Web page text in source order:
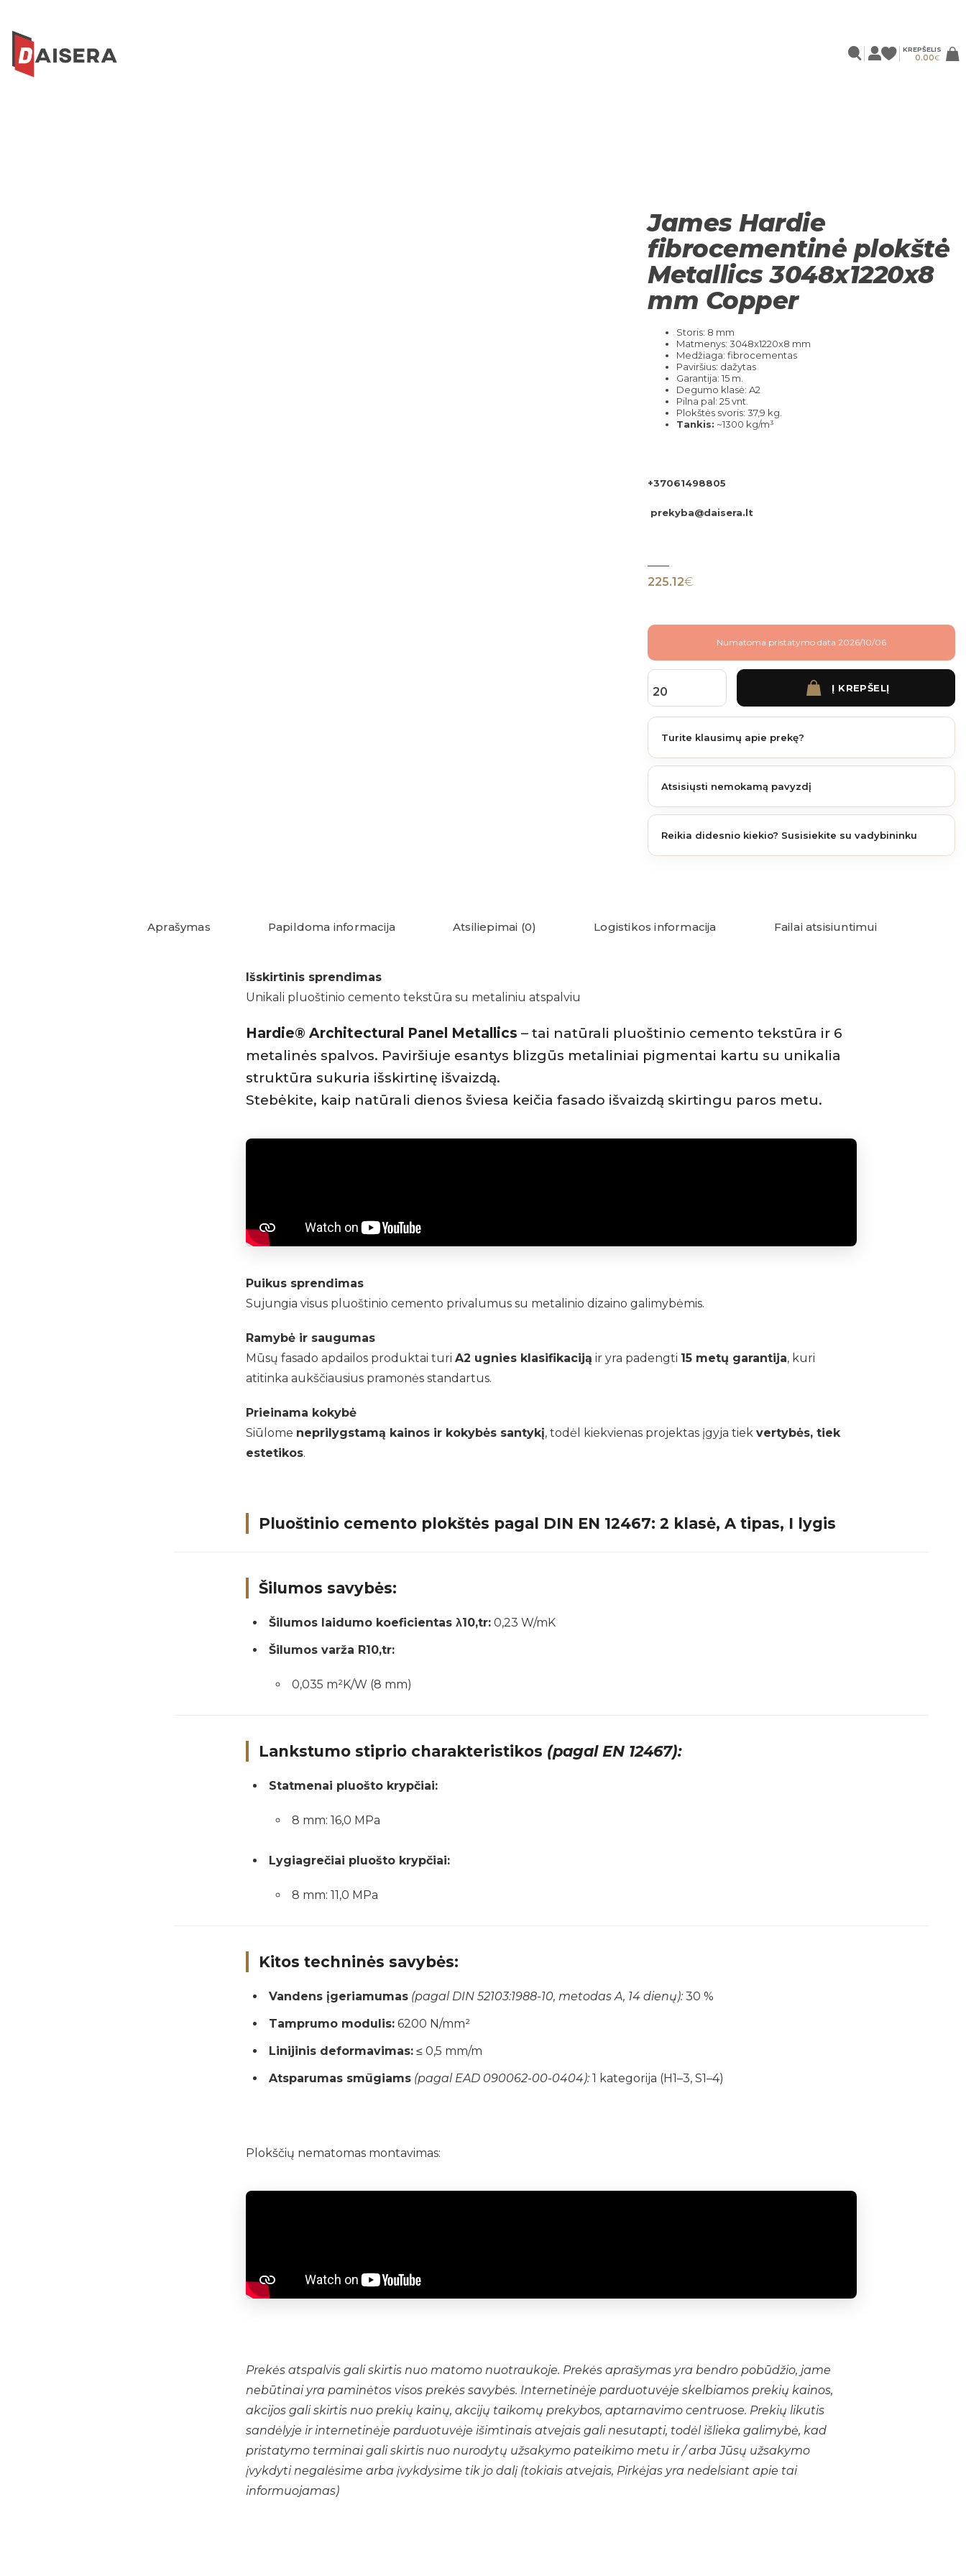
KREPŠELIS
0.00€
James Hardie
fibrocementinė plokštė
Metallics 3048x1220x8
mm Copper
Storis: 8 mm
Matmenys: 3048x1220x8 mm
Medžiaga: fibrocementas
Paviršius: dažytas
Garantija: 15 m.
Degumo klasė: A2
Pilna pal: 25 vnt.
Plokštės svoris: 37,9 kg.
Tankis: ~1300 kg/m³
+37061498805
prekyba@daisera.lt
225.12€
Numatoma pristatymo data 2026/10/06
produkto kiekis: James Hardie fibrocementinė plokštė Metallics 3048x1220x8 mm
Į KREPŠELĮ
Turite klausimų apie prekę?
Atsisiųsti nemokamą pavyzdį
Reikia didesnio kiekio? Susisiekite su vadybininku
Aprašymas Papildoma informacija Atsiliepimai (0) Logistikos informacija Failai atsisiuntimui
Išskirtinis sprendimas
Unikali pluoštinio cemento tekstūra su metaliniu atspalviu
Hardie® Architectural Panel Metallics – tai natūrali pluoštinio cemento tekstūra ir 6
metalinės spalvos. Paviršiuje esantys blizgūs metaliniai pigmentai kartu su unikalia
struktūra sukuria išskirtinę išvaizdą.
Stebėkite, kaip natūrali dienos šviesa keičia fasado išvaizdą skirtingu paros metu.
Puikus sprendimas
Sujungia visus pluoštinio cemento privalumus su metalinio dizaino galimybėmis.
Ramybė ir saugumas
Mūsų fasado apdailos produktai turi A2 ugnies klasifikaciją ir yra padengti 15 metų garantija, kuri
atitinka aukščiausius pramonės standartus.
Prieinama kokybė
Siūlome neprilygstamą kainos ir kokybės santykį, todėl kiekvienas projektas įgyja tiek vertybės, tiek
estetikos.
Pluoštinio cemento plokštės pagal DIN EN 12467: 2 klasė, A tipas, I lygis
Šilumos savybės:
Šilumos laidumo koeficientas λ10,tr: 0,23 W/mK
Šilumos varža R10,tr:
0,035 m²K/W (8 mm)
Lankstumo stiprio charakteristikos (pagal EN 12467):
Statmenai pluošto krypčiai:
8 mm: 16,0 MPa
Lygiagrečiai pluošto krypčiai:
8 mm: 11,0 MPa
Kitos techninės savybės:
Vandens įgeriamumas (pagal DIN 52103:1988-10, metodas A, 14 dienų): 30 %
Tamprumo modulis: 6200 N/mm²
Linijinis deformavimas: ≤ 0,5 mm/m
Atsparumas smūgiams (pagal EAD 090062-00-0404): 1 kategorija (H1–3, S1–4)
Plokščių nematomas montavimas:
Prekės atspalvis gali skirtis nuo matomo nuotraukoje. Prekės aprašymas yra bendro pobūdžio, jame
nebūtinai yra paminėtos visos prekės savybės. Internetinėje parduotuvėje skelbiamos prekių kainos,
akcijos gali skirtis nuo prekių kainų, akcijų taikomų prekybos, aptarnavimo centruose. Prekių likutis
sandėlyje ir internetinėje parduotuvėje išimtinais atvejais gali nesutapti, todėl išlieka galimybė, kad
pristatymo terminai gali skirtis nuo nurodytų užsakymo pateikimo metu ir / arba Jūsų užsakymo
įvykdyti negalėsime arba įvykdysime tik jo dalį (tokiais atvejais, Pirkėjas yra nedelsiant apie tai
informuojamas)